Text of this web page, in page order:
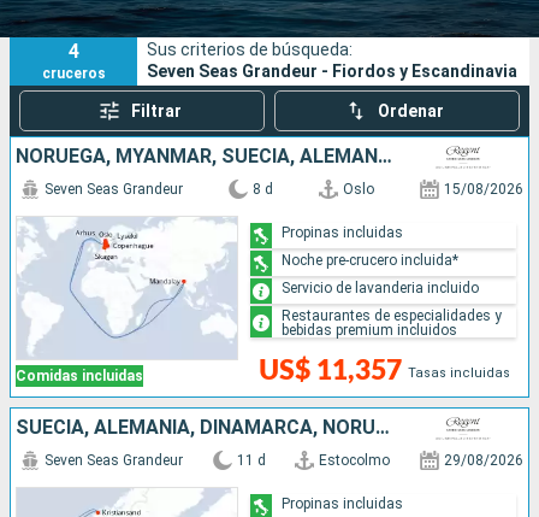
Puertos Compañías
Buscar
4
cruceros
Sus criterios de búsqueda:
Seven Seas Grandeur - Fiordos y Escandinavia
Filtrar Ordenar
NORUEGA, MYANMAR, SUECIA, ALEMANIA, DINAMARCA
Comidas incluidas
Seven Seas Grandeur 8 d Oslo 15/08/2026
US$ 11,357 Tasas incluidas
Propinas incluidas
Noche pre-crucero incluida*
Servicio de lavanderia incluido
Restaurantes de especialidades y
bebidas premium incluidos
SUECIA, ALEMANIA, DINAMARCA, NORUEGA
Seven Seas Grandeur 11 d Estocolmo 29/08/2026
Propinas incluidas